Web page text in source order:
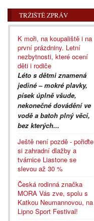
TRŽIŠTĚ ZPRÁV
K moři, na koupaliště i na
první prázdniny. Letní
nezbytnosti, které ocení
děti i rodiče
Léto s dětmi znamená
jediné – mokré plavky,
písek úplně všude,
nekonečné dovádění ve
vodě a batoh plný věcí,
bez kterých...
Ještě není pozdě - pořiďte
si zahradní dlažby a
tvárnice Liastone se
slevou až 30 %
Česká rodinná značka
MORA Vás zve, spolu s
Katkou Neumannovou, na
Lipno Sport Festival!